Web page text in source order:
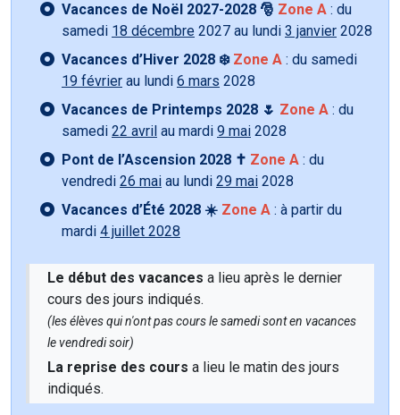
Vacances de Noël 2027-2028 🎅 Zone A : du
samedi 18 décembre 2027 au lundi 3 janvier 2028
Vacances d’Hiver 2028 ❄️ Zone A : du samedi
19 février au lundi 6 mars 2028
Vacances de Printemps 2028 🌷 Zone A : du
samedi 22 avril au mardi 9 mai 2028
Pont de l’Ascension 2028 ✝️ Zone A : du
vendredi 26 mai au lundi 29 mai 2028
Vacances d’Été 2028 ☀️ Zone A : à partir du
mardi 4 juillet 2028
Le début des vacances a lieu après le dernier
cours des jours indiqués.
(les élèves qui n'ont pas cours le samedi sont en vacances
le vendredi soir)
La reprise des cours a lieu le matin des jours
indiqués.